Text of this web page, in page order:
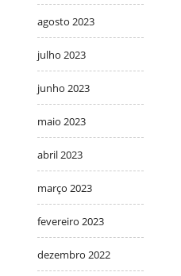
agosto 2023
julho 2023
junho 2023
maio 2023
abril 2023
março 2023
fevereiro 2023
dezembro 2022